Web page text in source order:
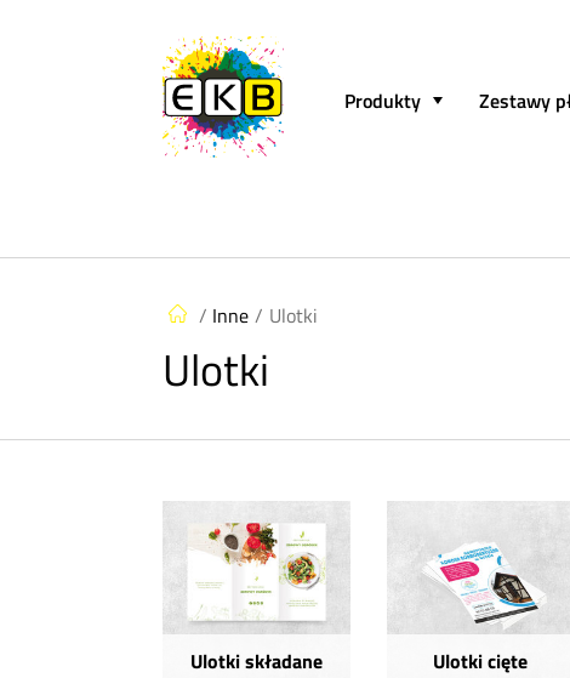
Produkty Zestawy
/ Inne / Ulotki
Ulotki
Ulotki składane Ulotki cięte